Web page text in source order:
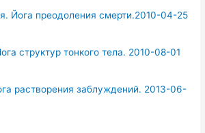
Йога преодоления смерти.2010-04-25
структур тонкого тела. 2010-08-01
растворения заблуждений. 2013-06-